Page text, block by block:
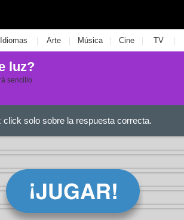
Idiomas | Arte | Música | Cine | TV |
luz?
sencillo
click solo sobre la respuesta correcta.